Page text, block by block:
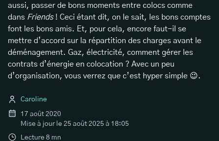
aussi, passer de bons moments entre colocs comme
dans Friends! Ceci étant dit, on le sait, les bons comptes
font les bons amis. Et, pour cela, encore faut-il se
mettre d’accord sur la répartition des charges avant le
déménagement. Gaz, électricité, comment gérer les
contrats d’énergie en colocation ? Avec un peu
d’organisation, vous verrez que c’est hyper simple 😉.
Caroline
17 août 2020
Mise à jour le 25 août 2025 à 18:05
Lecture 8 mn